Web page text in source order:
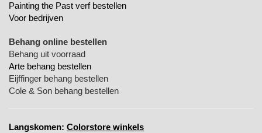
Painting the Past verf bestellen
Voor bedrijven
Behang online bestellen
Behang uit voorraad
Arte behang bestellen
Eijffinger behang bestellen
Cole & Son behang bestellen
Langskomen: Colorstore winkels